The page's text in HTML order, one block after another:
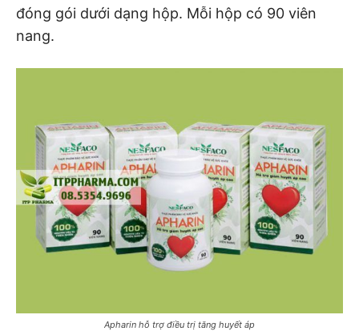
đóng gói dưới dạng hộp. Mỗi hộp có 90 viên
nang.
Apharin hỗ trợ điều trị tăng huyết áp